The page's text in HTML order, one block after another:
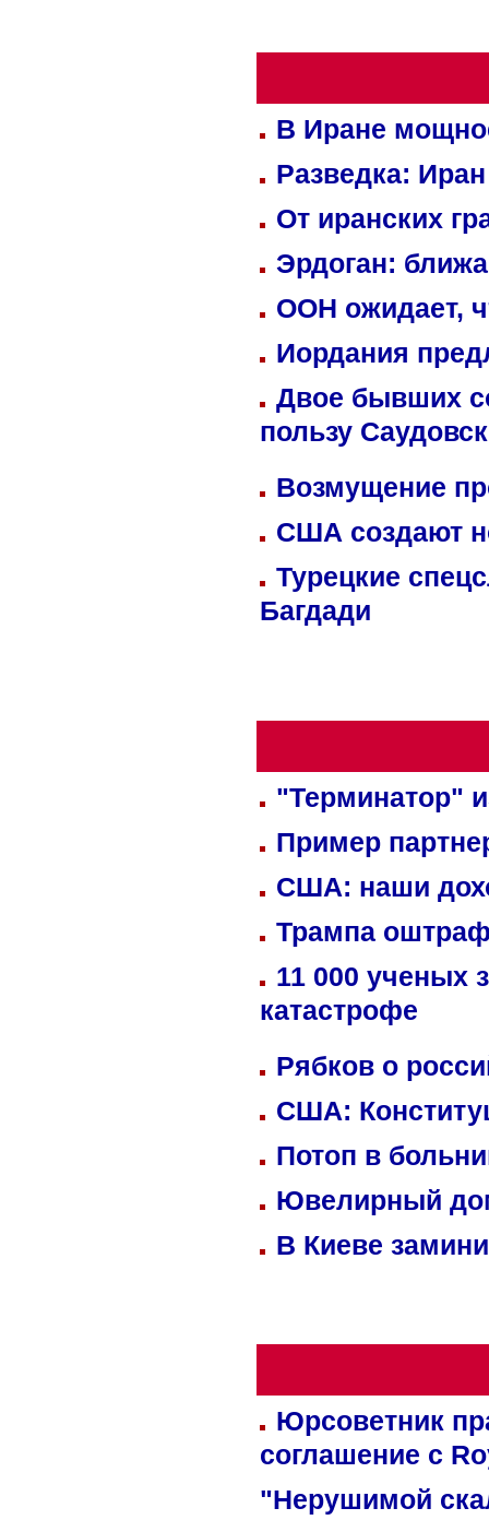
В Иране
Разведка:
От иранских
Эрдоган:
ООН ожидает,
Иордания
Двое бывших
пользу
Возмущение
США создают
Турецкие
Багдади
"Терминатор"
Пример
США: наши
Трампа
11 000 ученых
катастрофе
Рябков о
США:
Потоп в
Ювелирный
В Киеве
Юрсоветник
соглашение с
"Нерушимой